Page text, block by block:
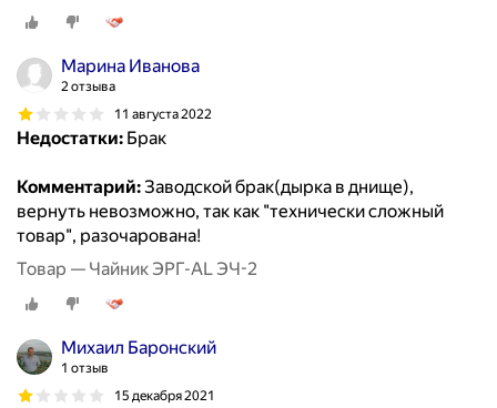
Марина Иванова
2 отзыва
11 августа 2022
Недостатки: Брак
Комментарий:Заводской брак(дырка в днище),
вернуть невозможно, так как "технически сложный
товар", разочарована!
Товар — Чайник ЭРГ-AL ЭЧ-2
Михаил Баронский
1 отзыв
15 декабря 2021